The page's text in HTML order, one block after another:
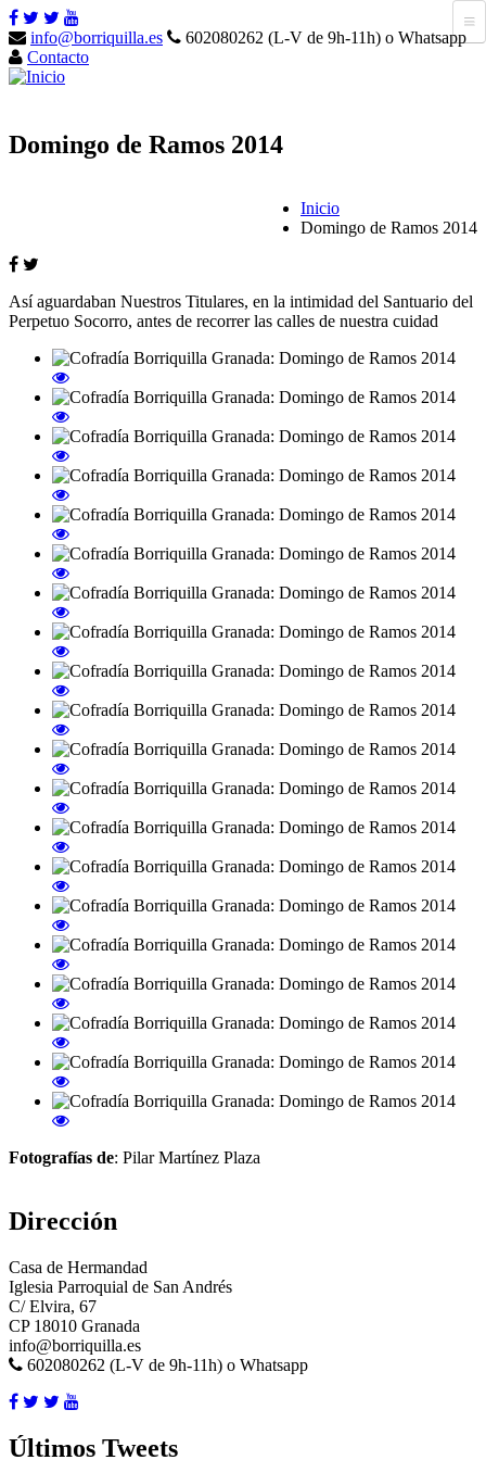
info@borriquilla.es
602080262 (L-V de 9h-11h) o Whatsapp
Contacto
Domingo de Ramos 2014
Inicio
Domingo de Ramos 2014
Así aguardaban Nuestros Titulares, en la intimidad del Santuario del
Perpetuo Socorro, antes de recorrer las calles de nuestra cuidad
Fotografías de: Pilar Martínez Plaza
Dirección
Casa de Hermandad
Iglesia Parroquial de San Andrés
C/ Elvira, 67
CP 18010 Granada
info@borriquilla.es
602080262 (L-V de 9h-11h) o Whatsapp
Últimos Tweets